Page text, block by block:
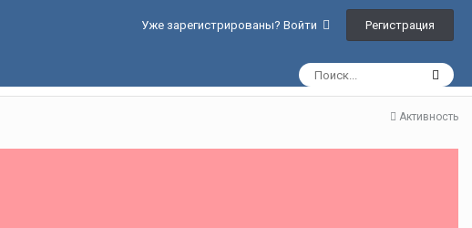
Уже зарегистрированы? Войти Регистрация
Активность